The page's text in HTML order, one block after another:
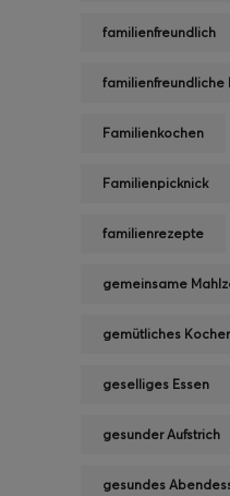
familienfreundlich
familienfreundliche
Familienkochen
Familienpicknick
familienrezepte
gemeinsame
gemütliches
geselliges Essen
gesunder Aufstrich
gesundes